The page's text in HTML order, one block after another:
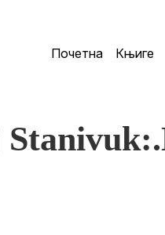
Почетна Књиге